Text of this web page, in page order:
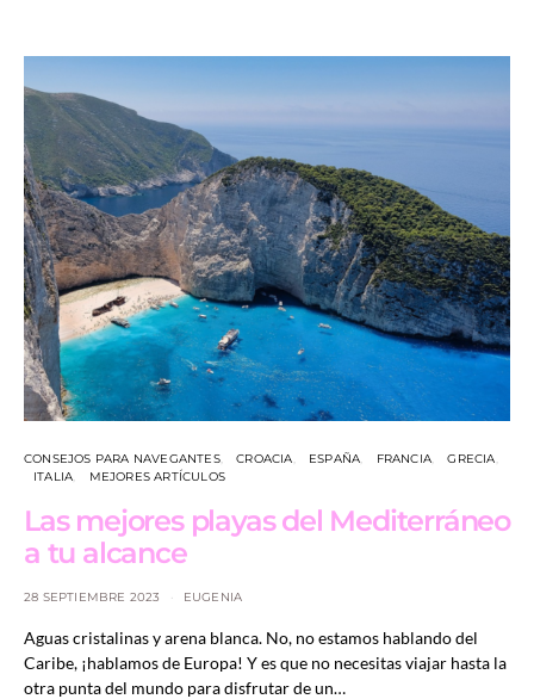
CONSEJOS PARA NAVEGANTES CROACIA ESPAÑA FRANCIA
GRECIA
ITALIA
MEJORES ARTÍCULOS
Las mejores playas del Mediterráneo
a tu alcance
28 SEPTIEMBRE 2023 EUGENIA
Aguas cristalinas y arena blanca. No, no estamos hablando del
Caribe, ¡hablamos de Europa! Y es que no necesitas viajar hasta la
otra punta del mundo para disfrutar de un…